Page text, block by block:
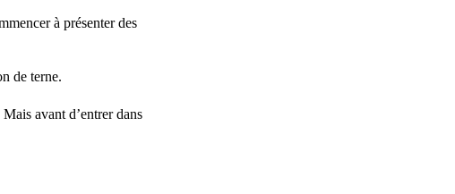
à présenter des
de terne.
Mais avant d’entrer dans